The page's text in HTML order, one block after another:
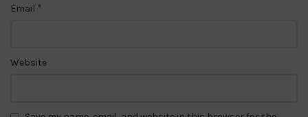
Email *
Website